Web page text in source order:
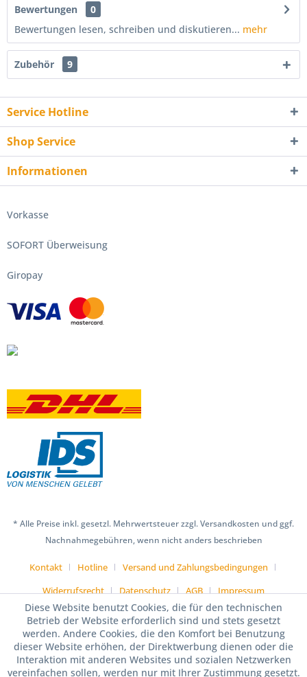
Bewertungen
0
Bewertungen lesen, schreiben und diskutieren... mehr
Zubehör 9
Service Hotline
Shop Service
Informationen
Vorkasse
SOFORT Überweisung
Giropay
* Alle Preise inkl. gesetzl. Mehrwertsteuer zzgl. Versandkosten und ggf.
Nachnahmegebühren, wenn nicht anders beschrieben
Kontakt Hotline
Versand und Zahlungsbedingungen
Widerrufsrecht
Datenschutz AGB Impressum
Diese Website benutzt Cookies, die für den technischen
Betrieb der Website erforderlich sind und stets gesetzt
werden. Andere Cookies, die den Komfort bei Benutzung
dieser Website erhöhen, der Direktwerbung dienen oder die
Interaktion mit anderen Websites und sozialen Netzwerken
vereinfachen sollen, werden nur mit Ihrer Zustimmung gesetzt.